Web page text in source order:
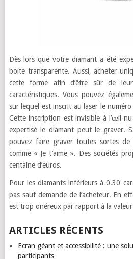
Dès lors que votre diamant a été
boite transparente. Aussi, acheter
cette forme afin d’être sûr de
caractéristiques. Vous pouvez
sur lequel est inscrit au laser le
Cette inscription est invisible à l’œil
expertisé le diamant peut le graver.
pouvez faire graver toutes sortes
comme « Je t’aime ». Des sociétés
centaine d’euros.
Pour les diamants inférieurs à 0.30
pas sauf demande de l’acheteur. En
est trop onéreux par rapport à la
ARTICLES RÉCENTS
Ecran géant et accessibilité : une
participants